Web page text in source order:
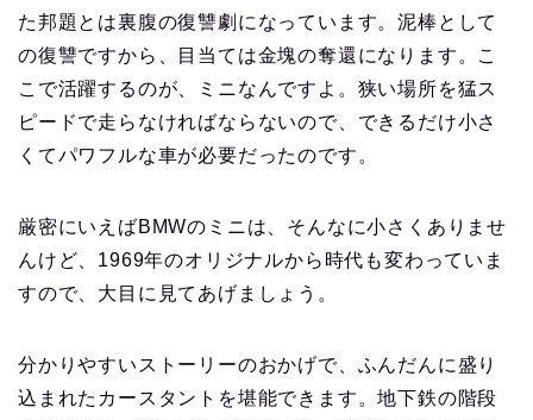
た邦題とは裏腹の復讐劇になっています。泥棒として
の復讐ですから、目当ては金塊の奪還になります。こ
こで活躍するのが、ミニなんですよ。狭い場所を猛ス
ピードで走らなければならないので、できるだけ小さ
くてパワフルな車が必要だったのです。
厳密にいえばBMWのミニは、そんなに小さくありませ
んけど、1969年のオリジナルから時代も変わっていま
すので、大目に見てあげましょう。
分かりやすいストーリーのおかげで、ふんだんに盛り
込まれたカースタントを堪能できます。地下鉄の階段